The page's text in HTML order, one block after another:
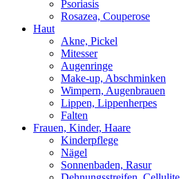
Psoriasis
Rosazea, Couperose
Haut
Akne, Pickel
Mitesser
Augenringe
Make-up, Abschminken
Wimpern, Augenbrauen
Lippen, Lippenherpes
Falten
Frauen, Kinder, Haare
Kinderpflege
Nägel
Sonnenbaden, Rasur